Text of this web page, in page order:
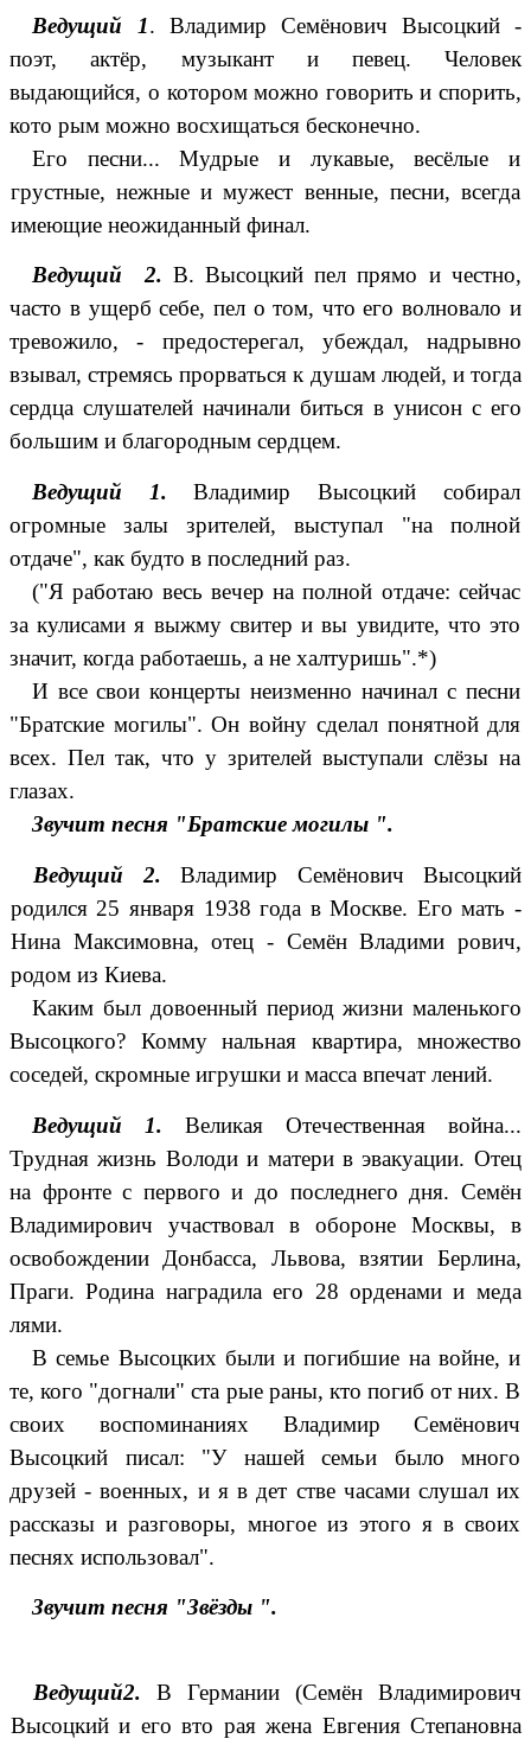
Ведущий 1. Владимир Семёнович Высоцкий -
поэт, актёр, музыкант и певец. Человек
выдающийся, о котором можно говорить и спорить,
кото рым можно восхищаться бесконечно.
Его песни... Мудрые и лукавые, весёлые и
грустные, нежные и мужест венные, песни, всегда
имеющие неожиданный финал.
Ведущий 2. В. Высоцкий пел прямо и честно,
часто в ущерб себе, пел о том, что его волновало и
тревожило, - предостерегал, убеждал, надрывно
взывал, стремясь прорваться к душам людей, и тогда
сердца слушателей начинали биться в унисон с его
большим и благородным сердцем.
Ведущий 1. Владимир Высоцкий собирал
огромные залы зрителей, выступал "на полной
отдаче", как будто в последний раз.
("Я работаю весь вечер на полной отдаче: сейчас
за кулисами я выжму свитер и вы увидите, что это
значит, когда работаешь, а не халтуришь".*)
И все свои концерты неизменно начинал с песни
"Братские могилы". Он войну сделал понятной для
всех. Пел так, что у зрителей выступали слёзы на
глазах.
Звучит песня "Братские могилы ".
Ведущий 2.Владимир Семёнович Высоцкий
родился 25 января 1938 года в Москве. Его мать -
Нина Максимовна, отец - Семён Владими рович,
родом из Киева.
Каким был довоенный период жизни маленького
Высоцкого? Комму нальная квартира, множество
соседей, скромные игрушки и масса впечат лений.
Ведущий 1. Великая Отечественная война...
Трудная жизнь Володи и матери в эвакуации. Отец
на фронте с первого и до последнего дня. Семён
Владимирович участвовал в обороне Москвы, в
освобождении Донбасса, Львова, взятии Берлина,
Праги. Родина наградила его 28 орденами и меда
лями.
В семье Высоцких были и погибшие на войне, и
те, кого "догнали" ста рые раны, кто погиб от них. В
своих воспоминаниях Владимир Семёнович
Высоцкий писал: "У нашей семьи было много
друзей - военных, и я в дет стве часами слушал их
рассказы и разговоры, многое из этого я в своих
песнях использовал".
Звучит песня "Звёзды ".
Ведущий2. В Германии (Семён Владимирович
Высоцкий и его вто рая жена Евгения Степановна